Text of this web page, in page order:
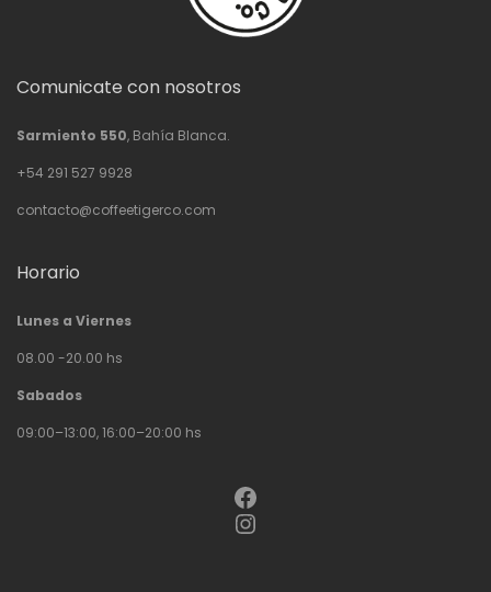
Comunicate con nosotros
Sarmiento 550, Bahía Blanca.
+54 291 527 9928
contacto@coffeetigerco.com
Horario
Lunes a Viernes
08.00 -20.00 hs
Sabados
09:00–13:00, 16:00–20:00 hs
Facebook
Instagram